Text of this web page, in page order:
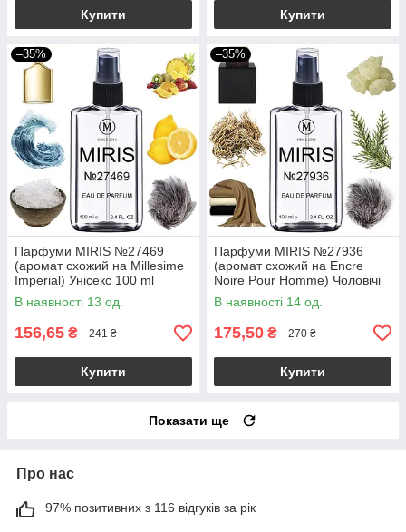
Купити Купити
–35%
Парфуми MIRIS №27469
(аромат схожий на Millesime
Imperial) Унісекс 100 ml
В наявності 13 од.
156,65 ₴ 241 ₴
Купити
–35%
Парфуми MIRIS №27936
(аромат схожий на Encre
Noire Pour Homme) Чоловічі
100 ml
В наявності 14 од.
175,50 ₴ 270 ₴
Купити
Показати ще
Про нас
97% позитивних з 116 відгуків за рік